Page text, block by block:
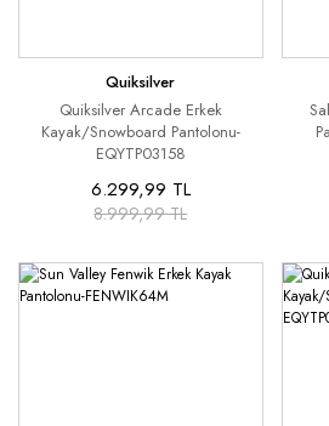
Quiksilver
Quiksilver Arcade Erkek
Kayak/Snowboard Pantolonu-
EQYTP03158
6.299,99 TL
8.999,99 TL